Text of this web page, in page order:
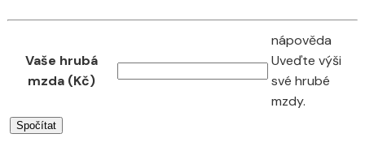
Vaše hrubá
mzda (Kč)
nápověda
Uveďte výši
své hrubé
mzdy.